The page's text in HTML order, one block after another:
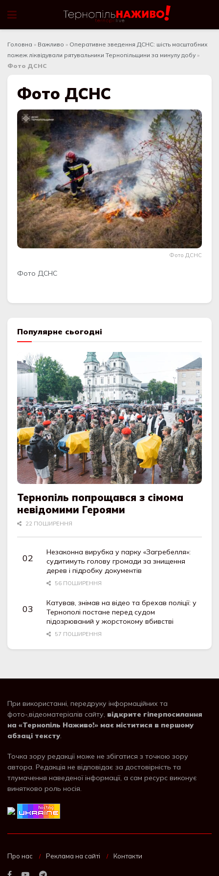
Головна » Важливо » Оперативне зведення ДСНС: шість масштабних
пожеж ліквідували рятувальники Тернопільщини за минулу добу »
Фото ДСНС
Фото ДСНС
Фото ДСНС
Фото ДСНС
Популярне сьогодні
Тернопіль попрощався з сімома
невідомими Героями
22 ПОШИРЕННЯ
Незаконна вирубка у парку «Загребелля»:
судитимуть голову громади за знищення
дерев і підробку документів
56 ПОШИРЕННЯ
Катував, знімав на відео та брехав поліції: у
Тернополі постане перед судом
підозрюваний у жорстокому вбивстві
57 ПОШИРЕННЯ
При використанні, передруку інформаційних та
фото-,відеоматеріалів сайту, відкрите гіперпосилання
на «Тернопіль Наживо!» має міститися в першому
абзаці тексту.
Точка зору редакції може не збігатися з точкою зору
автора. Редакція не відповідає за достовірність та
тлумачення наведеної інформації, а сам ресурс виконує
винятково роль носія.
Про нас Реклама на сайті Контакти